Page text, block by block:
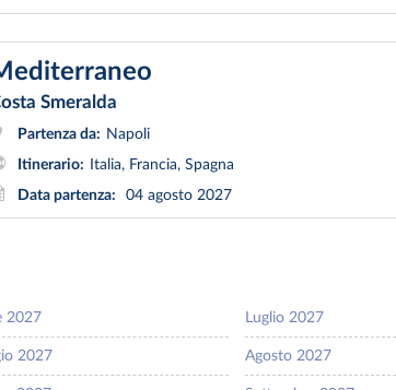
Smeralda
Partenza da: Napoli
Itinerario:
Italia, Francia, Spagna
Data partenza:
04 agosto 2027
2027
2027
Luglio 2027
Agosto 2027